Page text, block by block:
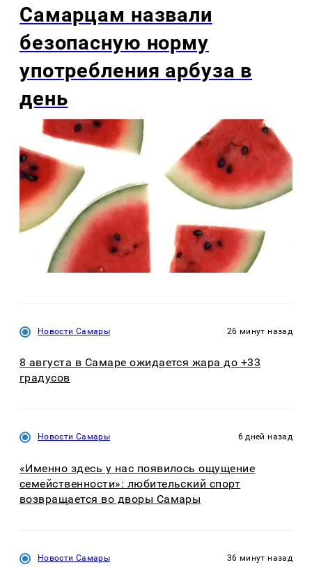
Самарцам назвали
безопасную норму
употребления арбуза в
день
Новости Самары 26 минут назад
8 августа в Самаре ожидается жара до +33
градусов
Новости Самары 6 дней назад
«Именно здесь у нас появилось ощущение
семейственности»: любительский спорт
возвращается во дворы Самары
Новости Самары 36 минут назад